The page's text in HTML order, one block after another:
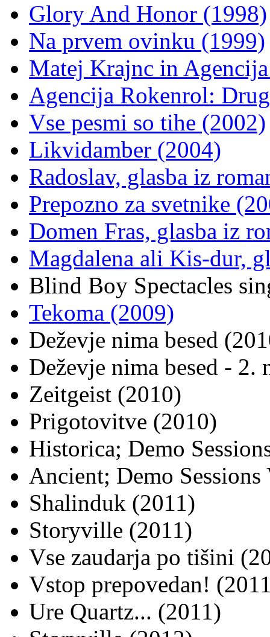
Glory And Honor (1998)
Na prvem ovinku (1999)
Matej Krajnc in
Agencija Rokenrol:
Vse pesmi so tihe (2002)
Likvidamber (2004)
Radoslav, glasba iz
Prepozno za svetnike
Domen Fras, glasba iz
Magdalena ali Kis-dur,
Blind Boy Spectacles
Tekoma (2009)
Deževje nima besed
Deževje nima besed - 2.
Zeitgeist (2010)
Prigotovitve (2010)
Historica; Demo
Ancient; Demo
Shalinduk (2011)
Storyville (2011)
Vse zaudarja po tišini
Vstop prepovedan!
Ure Quartz... (2011)